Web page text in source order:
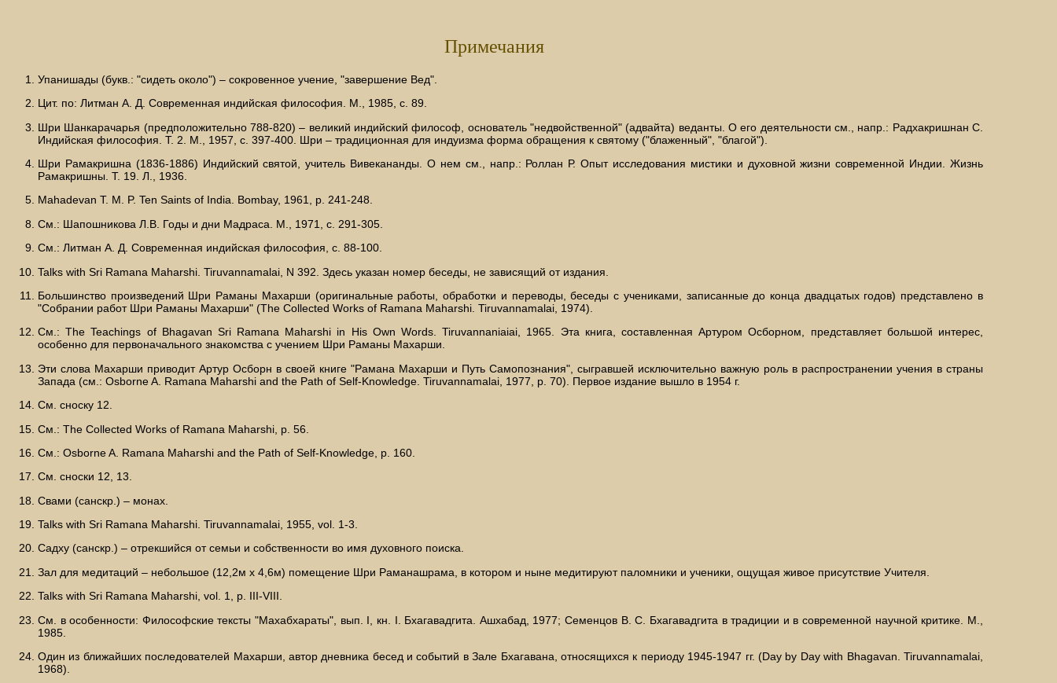
Примечания
Упанишады (букв.: "сидеть около") – сокровенное учение, "завершение Вед".
Цит. по: Литман А. Д. Современная индийская философия. М., 1985, с. 89.
Шри Шанкарачарья (предположительно 788-820) – великий индийский философ, основатель "недвойственной" (адвайта) веданты. О его деятельности см., напр.: Радхакришнан С.
Индийская философия. Т. 2. М., 1957, с. 397-400. Шри – традиционная для индуизма форма обращения к святому ("блаженный", "благой").
Шри Рамакришна (1836-1886) Индийский святой, учитель Вивекананды. О нем см., напр.: Роллан Р. Опыт исследования мистики и духовной жизни современной Индии. Жизнь
Рамакришны. Т. 19. Л., 1936.
Mahadevan Т. М. P. Ten Saints of India. Bombaу, 1961, р. 241-248.
См.: Шапошникова Л.В. Годы и дни Мадраса. М., 1971, с. 291-305.
См.: Литман А. Д. Современная индийская философия, с. 88-100.
Talks with Sri Ramana Maharshi. Tiruvannamalai, N 392. Здесь указан номер беседы, не зависящий от издания.
Большинство произведений Шри Раманы Махарши (оригинальные работы, обработки и переводы, беседы с учениками, записанные до конца двадцатых годов) представлено в
"Собрании работ Шри Раманы Махарши" (The Collected Works of Ramana Maharshi. Tiruvannamalai, 1974).
См.: The Teachings of Bhagavan Sri Ramana Maharshi in Нis Own Words. Tiruvannaniaiai, 1965. Эта книга, составленная Артуром Осборном, представляет большой интерес,
особенно для первоначального знакомства с учением Шри Раманы Махарши.
Эти слова Махарши приводит Артур Осборн в своей книге "Рамана Махарши и Путь Самопознания", сыгравшей исключительно важную роль в распространении учения в страны
Запада (см.: Osborne A. Ramana Maharshi and the Path of Self-Knowledge. Tiruvannamalai, 1977, р. 70). Первое издание вышло в 1954 г.
См. сноску 12.
См.: The Collected Works of Ramana Maharshi, р. 56.
См.: Osborne A. Ramana Maharshi and the Path of Self-Knowledge, р. 160.
См. сноски 12, 13.
Свами (санскр.) – монах.
Talks with Sri Ramana Maharshi. Tiruvannamalai, 1955, vol. 1-3.
Садху (санскр.) – отрекшийся от семьи и собственности во имя духовного поиска.
Зал для медитаций – небольшое (12,2м х 4,6м) помещение Шри Раманашрама, в котором и ныне медитируют паломники и ученики, ощущая живое присутствие Учителя.
Talks with Sri Ramana Maharshi, vol. 1, р. III-VIII.
См. в особенности: Философские тексты "Махабхараты", вып. I, кн. I. Бхагавадгита. Ашхабад, 1977; Семенцов В. С. Бхагавадгита в традиции и в современной научной критике. М.,
1985.
Один из ближайших последователей Махарши, автор дневника бесед и событий в Зале Бхагавана, относящихся к периоду 1945-1947 гг. (Daу bу Daу with Bhagavan. Tiruvannamalai,
1968).